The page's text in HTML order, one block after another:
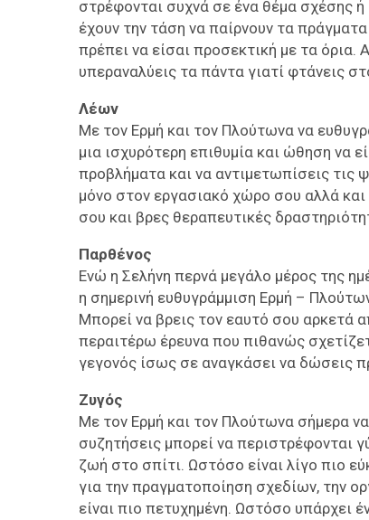
στρέφονται συχνά σε ένα θέμα σχέσης
έχουν την τάση να παίρνουν τα
πρέπει να είσαι προσεκτική με τα όρια.
υπεραναλύεις τα πάντα γιατί φτάνεις
Λέων
Με τον Ερμή και τον Πλούτωνα να
μια ισχυρότερη επιθυμία και ώθηση να
προβλήματα και να αντιμετωπίσεις τις
μόνο στον εργασιακό χώρο σου αλλά
σου και βρες θεραπευτικές
Παρθένος
Ενώ η Σελήνη περνά μεγάλο μέρος της
η σημερινή ευθυγράμμιση Ερμή –
Μπορεί να βρεις τον εαυτό σου αρκετά
περαιτέρω έρευνα που πιθανώς
γεγονός ίσως σε αναγκάσει να δώσεις
Ζυγός
Με τον Ερμή και τον Πλούτωνα σήμερα
συζητήσεις μπορεί να περιστρέφονται
ζωή στο σπίτι. Ωστόσο είναι λίγο πιο
για την πραγματοποίηση σχεδίων, την
είναι πιο πετυχημένη. Ωστόσο υπάρχει